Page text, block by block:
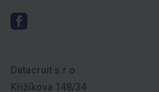
Datacruit s.r.o.
Křižíkova 148/34